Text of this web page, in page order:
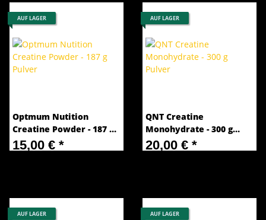
AUF LAGER
Optmum Nutition
Creatine Powder - 187 g
Pulver
15,00 € *
AUF LAGER
QNT Creatine
Monohydrate - 300 g
Pulver
20,00 € *
AUF LAGER AUF LAGER